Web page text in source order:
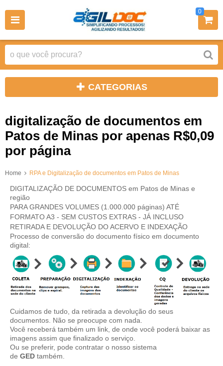
0
CATEGORIAS
digitalização de documentos em
Patos de Minas por apenas R$0,09
por página
Home RPA e Digitalização de documentos em Patos de Minas
DIGITALIZAÇÃO DE DOCUMENTOS em Patos de Minas e
região
PARA GRANDES VOLUMES (1.000.000 páginas) ATÉ
FORMATO A3 - SEM CUSTOS EXTRAS - JÁ INCLUSO
RETIRADA E DEVOLUÇÃO DO ACERVO E INDEXAÇÃO
Processo de conversão do documento físico em documento
digital:
Cuidamos de tudo, da retirada a devolução do seus
documentos. Não se preocupe com nada.
Você receberá também um link, de onde você poderá baixar as
imagens assim que finalizado o serviço.
Ou se preferir, pode contratar o nosso sistema
de GED também.